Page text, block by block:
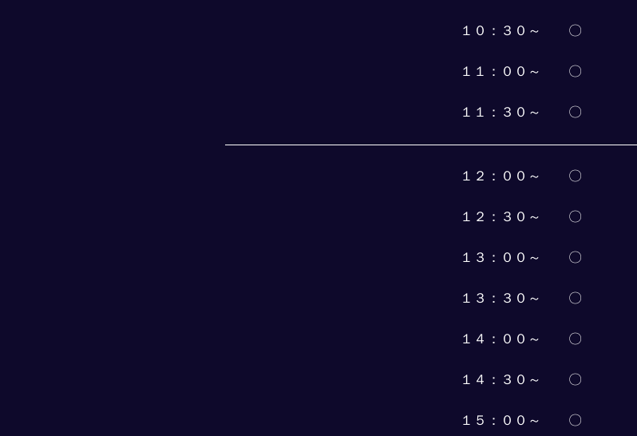
１０：３０～　　〇
１１：００～　　〇
１１：３０～　　〇
１２：００～　　〇
１２：３０～　　〇
１３：００～　　〇
１３：３０～　　〇
１４：００～　　〇
１４：３０～　　〇
１５：００～　　〇